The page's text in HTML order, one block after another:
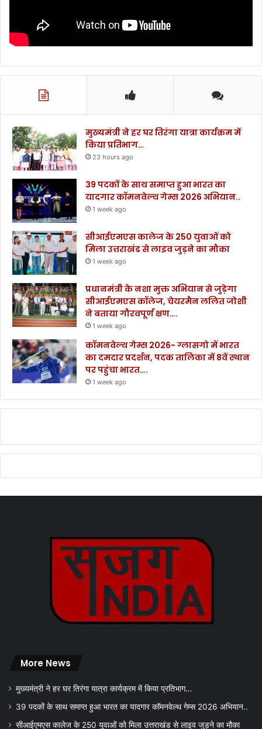
.
मुख्यमंत्री ने हर घर तिरंगा यात्रा कार्यक्रम में
किया प्रतिभाग…
23 hours ago
39 पदकों के साथ समाप्त हुआ भारत का
यादगार कॉमनवेल्थ गेम्स 2026 अभियान..
1 week ago
सीआईएमएस कालेज के 250 युवाओं को
मिला उत्तराखंड से लाइव जुड़ने का मौका
1 week ago
प्रधानमंत्री के नशा मुक्त अभियान से जुड़ेगा
सीआईएमएस कॉलेज, चेयरमैन ललित जोशी
ने बताया गौरवपूर्ण क्षण….
1 week ago
कॉमनवेल्थ गेम्स 2026- ग्लासगो में भारत
का दमदार प्रदर्शन, पदक तालिका में 8वें स्थान
पर पहुंचा भारत….
1 week ago
More News
मुख्यमंत्री ने हर घर तिरंगा यात्रा कार्यक्रम में किया प्रतिभाग…
39 पदकों के साथ समाप्त हुआ भारत का यादगार कॉमनवेल्थ गेम्स 2026 अभियान..
सीआईएमएस कालेज के 250 युवाओं को मिला उत्तराखंड से लाइव जुड़ने का मौका